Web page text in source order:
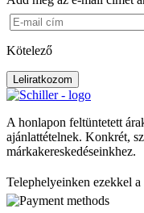
Kötelező
Leliratkozom
A honlapon feltüntetett
ajánlattételnek. Konkrét,
márkakereskedéseinkhez.
Telephelyeinken ezekkel